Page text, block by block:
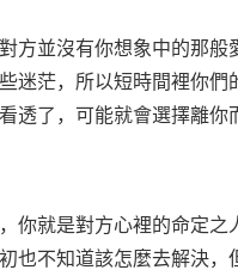
方並沒有你想象中的那
迷茫，所以短時間裡你
透了，可能就會選擇離你
你就是對方心裡的命定
也不知道該怎麼去解決